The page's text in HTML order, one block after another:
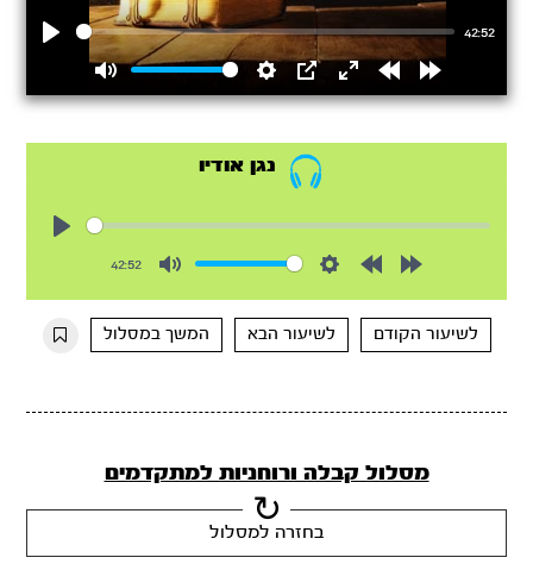
42:52
Mute Settings
PIP
EnterRewindForward
נגן אודיו
42:52
10s
10s
לשיעור הקודם
לשיעור הבא המשך במסלול
מסלול קבלה ורוחניות למתקדמים
בחזרה למסלול